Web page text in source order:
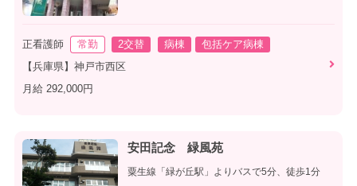
正看護師 常勤 2交替 病棟
包括ケア病棟
【兵庫県】神戸市西区
月給 292,000円
安田記念 緑風苑
粟生線「緑が丘駅」よりバスで5分、徒歩1分